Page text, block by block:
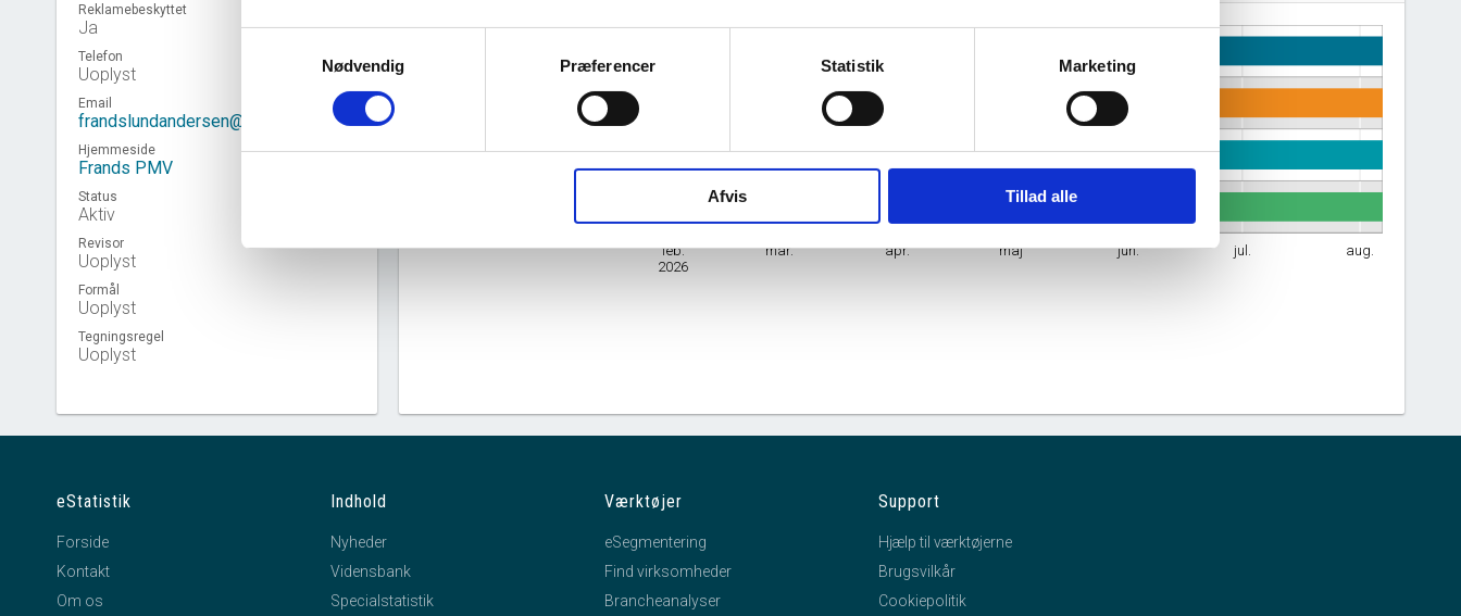
Nødvendig
Præferencer Statistik Marketing
Afvis Tillad alle
Reklamebeskyttet
Ja
Telefon
Uoplyst
Email
frandslundandersen@gmail.com
Hjemmeside
Frands PMV
Status
Aktiv
Revisor
Uoplyst
Formål
Uoplyst
Tegningsregel
Uoplyst
Branche
feb.
2026
mar. apr. maj jun. jul. aug.
Vilh. Bergsøes Vej 33, 8210 Aarhus V
Private husholdningers produktion af udifferentierede tjenesteydelser til eget brug
Personligt ejet Mindre Virksomhed
eStatistik
Forside
Kontakt
Om os
Indhold
Nyheder
Vidensbank
Specialstatistik
Værktøjer
eSegmentering
Find virksomheder
Brancheanalyser
Support
Hjælp til værktøjerne
Brugsvilkår
Cookiepolitik